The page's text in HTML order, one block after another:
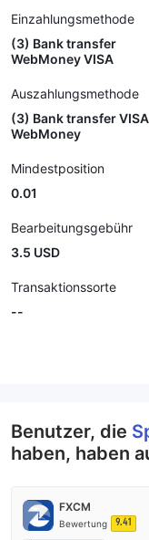
Einzahlungsmethode
(3) Bank transfer
WebMoney VISA
Auszahlungsmethode
(3) Bank transfer VISA
WebMoney
Mindestposition
0.01
Bearbeitungsgebühr
3.5 USD
Transaktionssorte
--
Benutzer, die
haben, haben
FXCM
Bewertung 9.41